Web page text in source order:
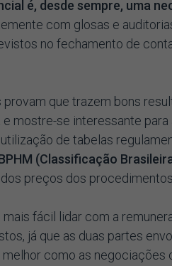
é, desde sempre, uma
com glosas e
no fechamento de
que trazem bons
mostre-se interessante
de tabelas
(Classificação
preços dos procedimentos.
fácil lidar com a
já que as duas partes
como as